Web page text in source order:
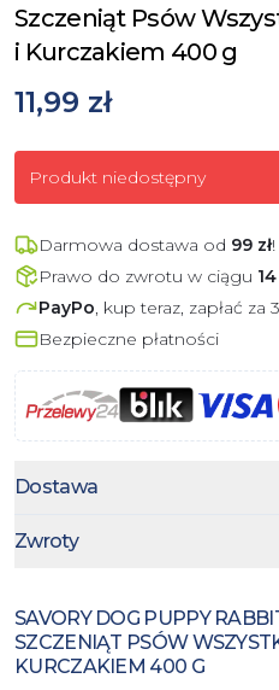
Szczeniąt Psów
i Kurczakiem 400 g
11,99 zł
Produkt niedostępny
Darmowa dostawa od 99 zł!
Prawo do zwrotu w ciągu
PayPo, kup teraz, zapłać za
Bezpieczne płatności
Dostawa
Zwroty
SAVORY DOG PUPPY
SZCZENIĄT PSÓW
KURCZAKIEM 400 G